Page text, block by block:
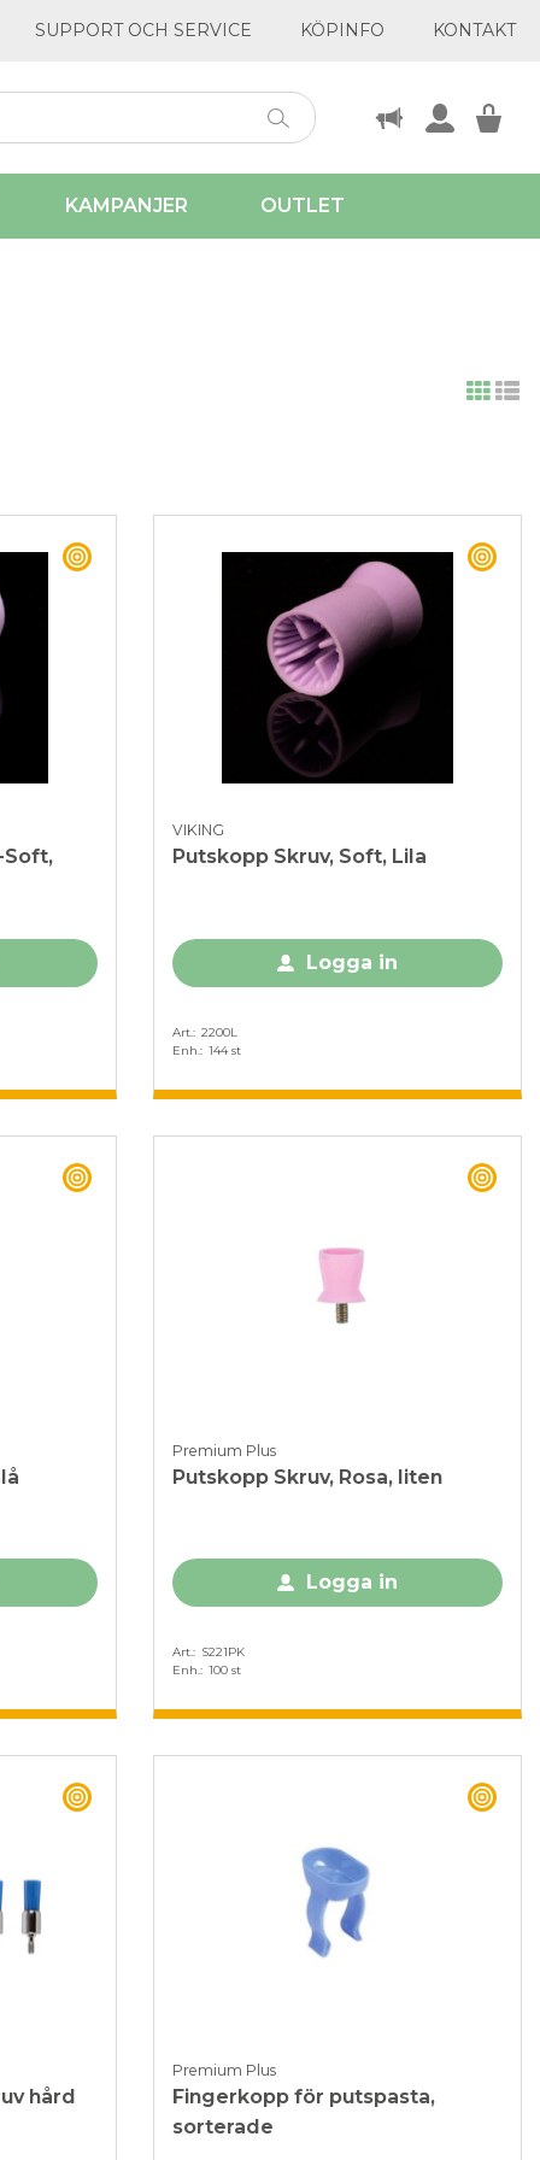
SUPPORT OCH SERVICE KÖPINFO KONTAKT
KAMPANJER OUTLET
Soft,
VIKING
Putskopp Skruv, Soft, Lila
Logga in
Art. 2200L
Enh. 144 st
Premium Plus
Putskopp Skruv, Rosa, liten
Logga in
Art.
S221PK
Enh. 100 st
hård
Premium Plus
Fingerkopp för putspasta,
sorterade